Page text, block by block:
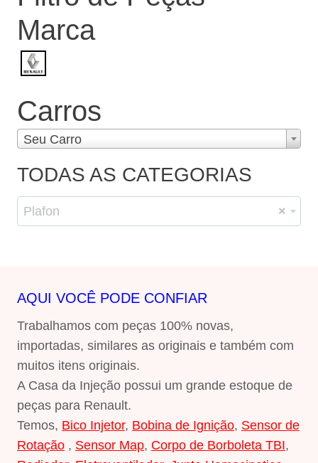
Marca
Carros
Seu Carro
TODAS AS CATEGORIAS
×
Plafon
AQUI VOCÊ PODE CONFIAR
Trabalhamos com peças 100% novas,
importadas, similares as originais e também com
muitos itens originais.
A Casa da Injeção possui um grande estoque de
peças para Renault.
Temos, Bico Injetor, Bobina de Ignição, Sensor de
Rotação , Sensor Map, Corpo de Borboleta TBI,